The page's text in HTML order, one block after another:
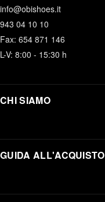
info@obishoes.it
943 04 10 10
Fax: 654 871 146
L-V: 8:00 - 15:30 h
CHI SIAMO
GUIDA ALL'ACQUISTO